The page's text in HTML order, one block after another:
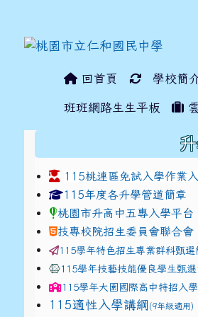
回首頁 學校簡
班班網路生生平板
115桃連區免試入學作業
link to https://
115年度各升學管道簡章
桃園市升高中五專入學平台
技專校院招生委員會聯合會
115學年特色招生專業群科甄選
115學年技藝技能優良學生甄
115學年大園國際高中特招入
115適性入學講綱 (9年級適用)